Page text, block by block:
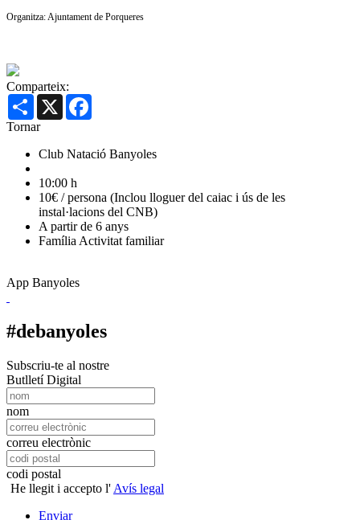
Organitza: Ajuntament de Porqueres
Comparteix:
Share X
Tornar
Club Natació Banyoles
10:00 h
10€ / persona (Inclou lloguer del caiac i ús de les
instal·lacions del CNB)
A partir de 6 anys
FamíliaActivitat familiar
App Banyoles
#debanyoles
Subscriu-te al nostre
Butlletí Digital
nom
correu electrònic
codi postal
He llegit i accepto l' Avís legal
Enviar